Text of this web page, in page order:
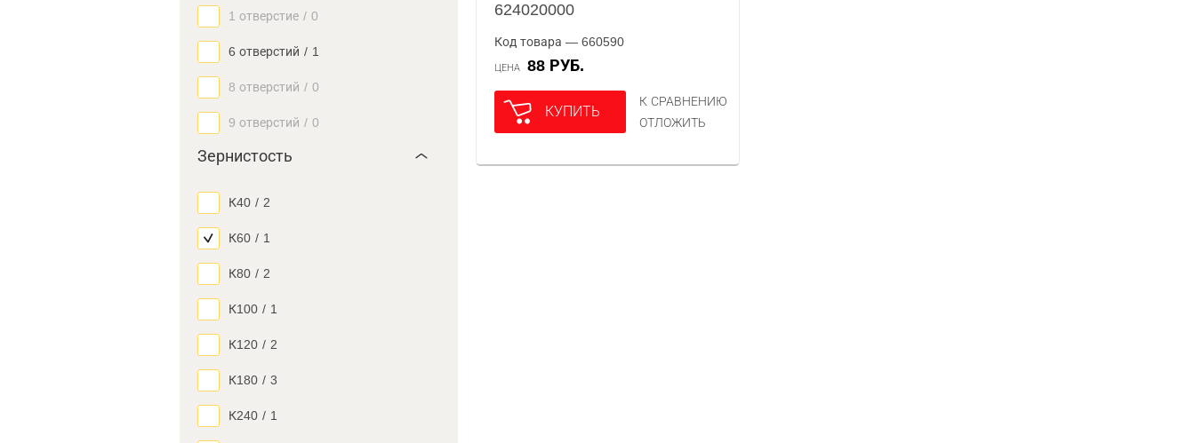
1 отверстие / 0
6 отверстий / 1
8 отверстий / 0
9 отверстий / 0
Зернистость
К40 / 2
К60 / 1
К80 / 2
К100 / 1
К120 / 2
К180 / 3
К240 / 1
624020000
Код товара — 660590
ЦЕНА 88 РУБ.
КУПИТЬ
К СРАВНЕНИЮ
ОТЛОЖИТЬ